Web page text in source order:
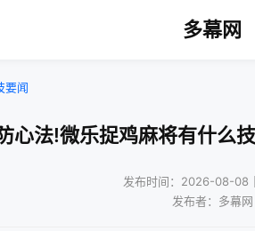
多幕网
要闻
心法!微乐捉鸡麻将有什么
发布时间：2026-08-08
发布者：多幕网